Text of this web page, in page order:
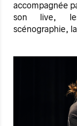
accompagnée
son live,
scénographie,